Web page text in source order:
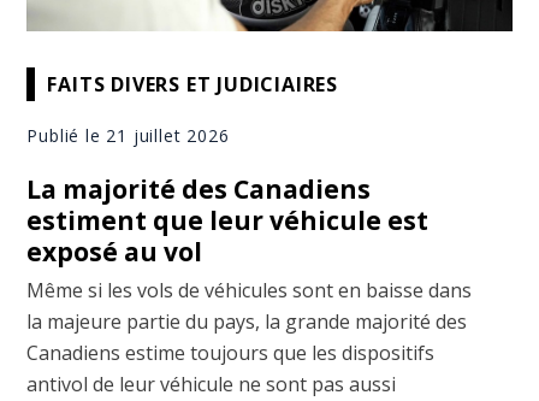
FAITS DIVERS ET JUDICIAIRES
Publié le 21 juillet 2026
La majorité des Canadiens
estiment que leur véhicule est
exposé au vol
Même si les vols de véhicules sont en baisse dans
la majeure partie du pays, la grande majorité des
Canadiens estime toujours que les dispositifs
antivol de leur véhicule ne sont pas aussi